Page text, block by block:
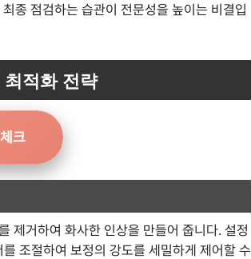
종 점검하는 습관이 전문성을 높이는 비결입
적화 전략
크
제거하여 화사한 인상을 만들어 줍니다. 설정
조절하여 보정의 강도를 세밀하게 제어할 수